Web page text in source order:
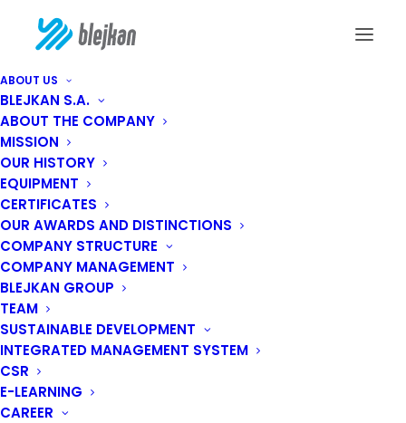
ABOUT US
BLEJKAN S.A.
ABOUT THE COMPANY
MISSION
OUR HISTORY
EQUIPMENT
CERTIFICATES
OUR AWARDS AND DISTINCTIONS
COMPANY STRUCTURE
COMPANY MANAGEMENT
BLEJKAN GROUP
TEAM
SUSTAINABLE DEVELOPMENT
INTEGRATED MANAGEMENT SYSTEM
CSR
E-LEARNING
CAREER
our technologies used